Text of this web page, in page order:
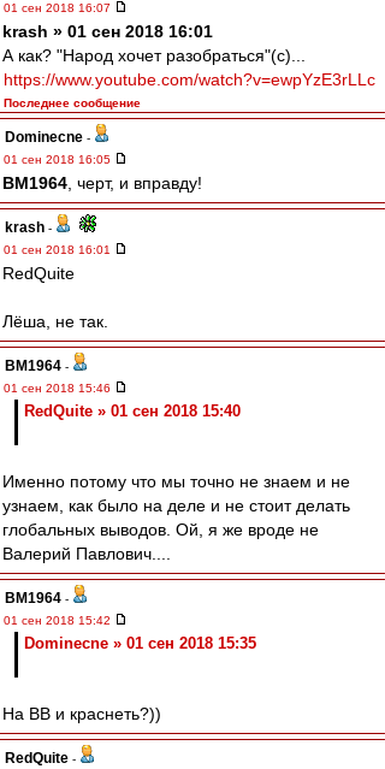
01 сен 2018 16:07
krash » 01 сен 2018 16:01
А как? "Народ хочет разобраться"(с)...
https://www.youtube.com/watch?v=ewpYzE3rLLc
Последнее сообщение
Dominecne -
01 сен 2018 16:05
BM1964 , черт, и вправду!
krash -
01 сен 2018 16:01
RedQuite
Лёша, не так.
BM1964 -
01 сен 2018 15:46
RedQuite » 01 сен 2018 15:40
Именно потому что мы точно не знаем и не
узнаем, как было на деле и не стоит делать
глобальных выводов. Ой, я же вроде не
Валерий Павлович....
BM1964 -
01 сен 2018 15:42
Dominecne » 01 сен 2018 15:35
На ВВ и краснеть?))
RedQuite -